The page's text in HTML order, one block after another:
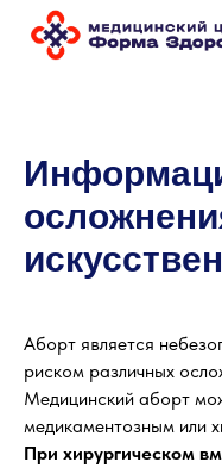
Аборт является
риском различных
Медицинский аборт
медикаментозным или
При хирургическом